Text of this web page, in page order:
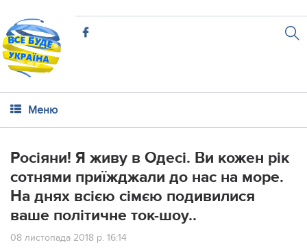
Меню
Росіяни! Я живу в Одесі. Ви кожен рік
сотнями приїжджали до нас на море.
На днях всією сімєю подивилися
ваше політичне ток-шоу..
08 листопада 2018 р. 16:14